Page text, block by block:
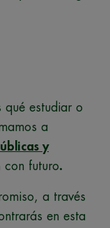
qué estudiar o
a
y
con futuro.
a través
en esta